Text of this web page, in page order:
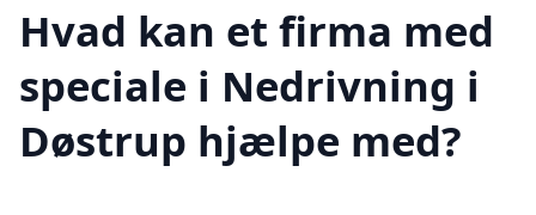
Hvad kan et firma med
speciale i Nedrivning i
Døstrup hjælpe med?